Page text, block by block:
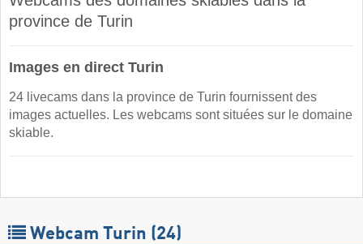
province de Turin
Images en direct Turin
24 livecams dans la province de Turin fournissent des
images actuelles. Les webcams sont situées sur le domaine
skiable.
Webcam Turin (24)